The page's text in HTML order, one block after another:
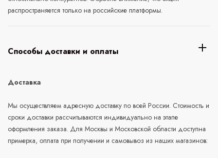
распространяется только на российские платформы.
Способы доставки и оплаты
Доставка
Мы осуществляем адресную доставку по всей России. Стоимость и
сроки доставки рассчитываются индивидуально на этапе
оформления заказа. Для Москвы и Московской области доступна
примерка, оплата при получении и самовывоз из наших магазинов: